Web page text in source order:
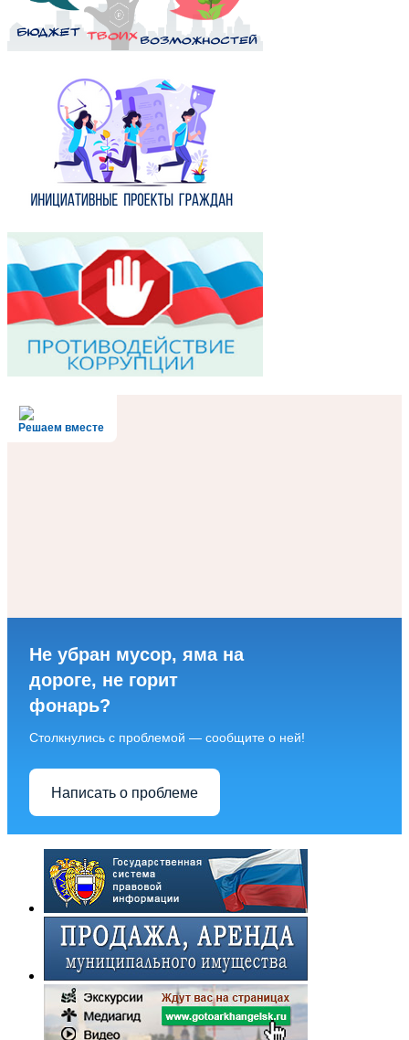
Решаем вместе
Не убран мусор, яма на
дороге, не горит
фонарь?
Столкнулись с проблемой — сообщите о ней!
Написать о проблеме